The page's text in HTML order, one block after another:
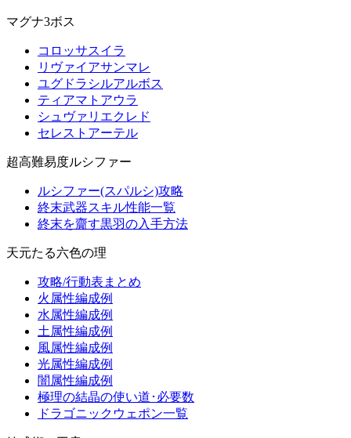
マグナ3ボス
コロッサスイラ
リヴァイアサンマレ
ユグドラシルアルボス
ティアマトアウラ
シュヴァリエクレド
セレストアーテル
超高難易度ルシファー
ルシファー(スパルシ)攻略
終末武器スキル性能一覧
終末を齎す黒羽の入手方法
天元たる六色の理
攻略/行動表まとめ
火属性編成例
水属性編成例
土属性編成例
風属性編成例
光属性編成例
闇属性編成例
極理の結晶の使い道･必要数
ドラゴニックウェポン一覧